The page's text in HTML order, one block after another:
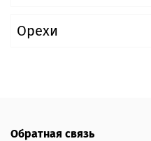
Орехи
Обратная связь